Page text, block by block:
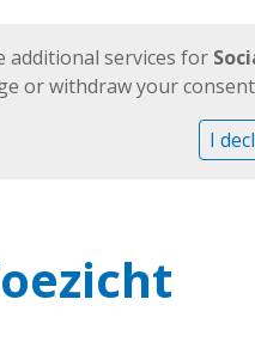
additional services for
or withdraw your
I